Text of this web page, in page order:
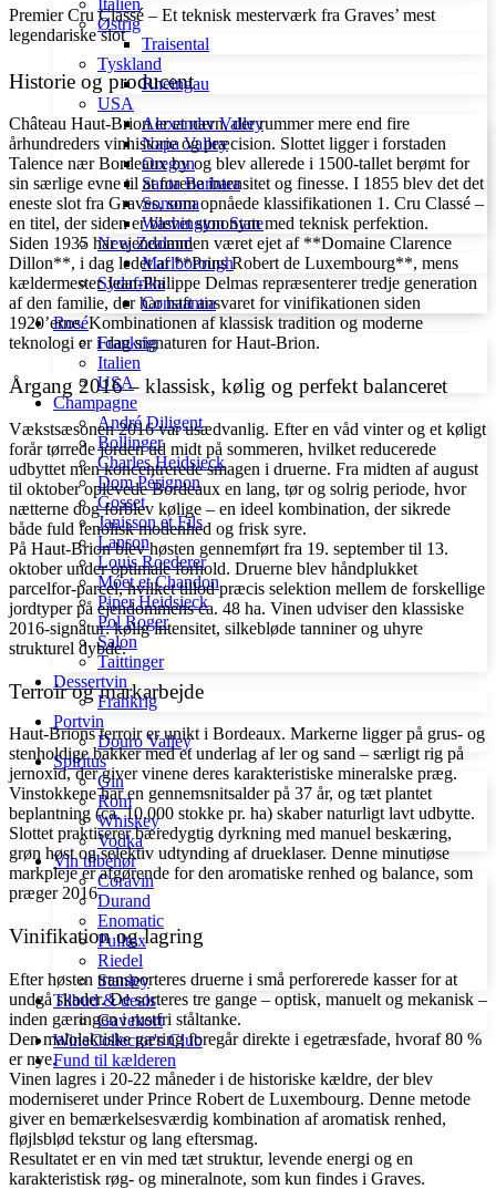
Østrig
Traisental
Tyskland
Rheingau
USA
Alexander Valley
Napa Valley
Oregon
Santa Barbara
Sonoma
Washington State
New Zealand
Marlborough
Sydafrika
Constantia
Rosé
Frankrig
Italien
USA
Champagne
André Diligent
Bollinger
Charles Heidsieck
Dom Pérignon
Gosset
Janisson et Fils
Lanson
Louis Roederer
Móet et Chandon
Piper Heidsieck
Pol Roger
Salon
Taittinger
Dessertvin
Frankrig
Portvin
Douro Valley
Spiritus
Gin
Rom
Whiskey
Vodka
Vin tilbehør
Coravin
Durand
Enomatic
Pulltex
Riedel
Stanley
Tilbud & deals
Gavekort
WineCollector's Club
Fund til kælderen
Premier Cru Classé – Et teknisk mesterværk fra Graves’ mest
legendariske slot
Historie og producent
Château Haut-Brion er et navn, der rummer mere end fire
århundreders vin­historie og præcision. Slottet ligger i forstaden
Talence nær Bordeaux by og blev allerede i 1500-tallet berømt for
sin særlige evne til at forene intensitet og finesse. I 1855 blev det det
eneste slot fra Graves, som opnåede klassifikationen 1. Cru Classé –
en titel, der siden er blevet synonym med teknisk perfektion.
Siden 1935 har ejendommen været ejet af **Domaine Clarence
Dillon**, i dag ledet af **Prins Robert de Luxembourg**, mens
kældermester Jean-Philippe Delmas repræsenterer tredje generation
af den familie, der har haft ansvaret for vinifikationen siden
1920’erne. Kombinationen af klassisk tradition og moderne
teknologi er i dag signaturen for Haut-Brion.
Årgang 2016 – klassisk, kølig og perfekt balanceret
Vækstsæsonen 2016 var usædvanlig. Efter en våd vinter og et køligt
forår tørrede jorden ud midt på sommeren, hvilket reducerede
udbyttet men koncentrerede smagen i druerne. Fra midten af august
til oktober oplevede Bordeaux en lang, tør og solrig periode, hvor
nætterne dog forblev kølige – en ideel kombination, der sikrede
både fuld fenolisk modenhed og frisk syre.
På Haut-Brion blev høsten gennemført fra 19. september til 13.
oktober under optimale forhold. Druerne blev håndplukket
parcelfor-parcel, hvilket tillod præcis selektion mellem de forskellige
jordtyper på ejendommens ca. 48 ha. Vinen udviser den klassiske
2016-signatur: kølig intensitet, silkebløde tanniner og uhyre
strukturel dybde.
Terroir og markarbejde
Haut-Brions terroir er unikt i Bordeaux. Markerne ligger på grus- og
stenholdige bakker med et underlag af ler og sand – særligt rig på
jernoxid, der giver vinene deres karakteristiske mineralske præg.
Vinstokkene har en gennemsnitsalder på 37 år, og tæt plantet
beplantning (ca. 10.000 stokke pr. ha) skaber naturligt lavt udbytte.
Slottet praktiserer bæredygtig dyrkning med manuel beskæring,
grøn høst og selektiv udtynding af drueklaser. Denne minutiøse
markpleje er afgørende for den aromatiske renhed og balance, som
præger 2016.
Vinifikation og lagring
Efter høsten transporteres druerne i små perforerede kasser for at
undgå skader. De sorteres tre gange – optisk, manuelt og mekanisk –
inden gæringen i rustfri ståltanke.
Den malolaktiske gæring foregår direkte i egetræsfade, hvoraf 80 %
er nye.
Vinen lagres i 20-22 måneder i de historiske kældre, der blev
moderniseret under Prince Robert de Luxembourg. Denne metode
giver en bemærkelsesværdig kombination af aromatisk renhed,
fløjlsblød tekstur og lang eftersmag.
Resultatet er en vin med tæt struktur, levende energi og en
karakteristisk røg- og mineralnote, som kun findes i Graves.